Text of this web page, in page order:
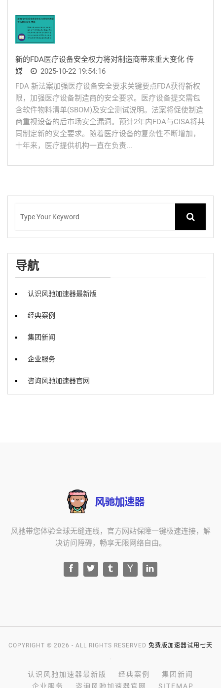
新的FDA医疗设备安全权力将对制造商带来重大变化 传
媒
2025-10-22 19:54:16
FDA 新法案加强医疗设备安全要求关键要点FDA获得新权
限，加强医疗设备制造商的安全要求。医疗设备提交需包
含软件物料清单(SBOM)及安全测试说明。法案将促使制造
商重视设备的后市场安全漏洞。预计2年内FDA与CISA将共
同制定新的安全要求。随着医疗设备的复杂性不断增加，
十年来，医疗提供机构一直在负责...
导航
认识风驰加速器最新版
经典案例
集团新闻
企业服务
咨询风驰加速器官网
风驰带您体验全球无缝连线，官方网站保障一键极速连接，解
决访问障碍，畅享无限网络自由。
COPYRIGHT © 2026 - ALL RIGHTS RESERVED 免费版加速器试用七天
.
认识风驰加速器最新版 经典案例
集团新闻
企业服务
咨询风驰加速器官网 SITEMAP